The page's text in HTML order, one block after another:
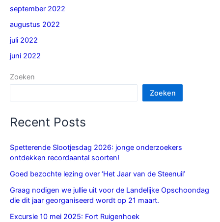
september 2022
augustus 2022
juli 2022
juni 2022
Zoeken
Zoeken
Recent Posts
Spetterende Slootjesdag 2026: jonge onderzoekers
ontdekken recordaantal soorten!
Goed bezochte lezing over ‘Het Jaar van de Steenuil’
Graag nodigen we jullie uit voor de Landelijke Opschoondag
die dit jaar georganiseerd wordt op 21 maart.
Excursie 10 mei 2025: Fort Ruigenhoek